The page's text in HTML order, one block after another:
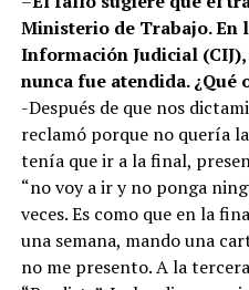
Ministerio de Trabajo. En
Información Judicial
nunca fue atendida. ¿Qué
-Después de que nos
reclamó porque no quería
tenía que ir a la final,
“no voy a ir y no ponga
veces. Es como que en la
una semana, mando una
no me presento. A la